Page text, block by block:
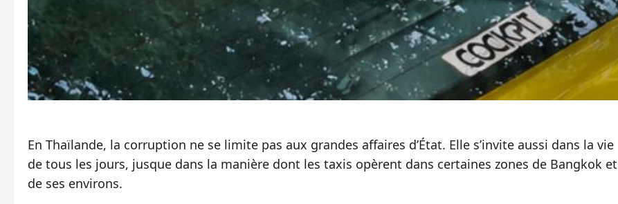
En Thaïlande, la corruption ne se limite pas aux grandes affaires d’État. Elle s’invite aussi dans la vie
de tous les jours, jusque dans la manière dont les taxis opèrent dans certaines zones de Bangkok et
de ses environs.